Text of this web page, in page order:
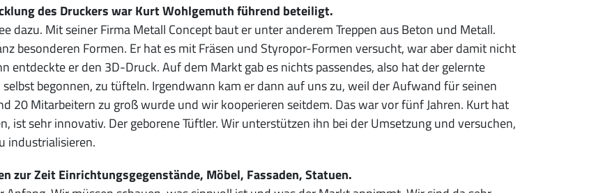
des Druckers war Kurt Wohlgemuth führend beteiligt.
dazu. Mit seiner Firma Metall Concept baut er unter anderem Treppen aus Beton und Metall.
besonderen Formen. Er hat es mit Fräsen und Styropor-Formen versucht, war aber damit nicht
entdeckte er den 3D-Druck. Auf dem Markt gab es nichts passendes, also hat der gelernte
begonnen, zu tüfteln. Irgendwann kam er dann auf uns zu, weil der Aufwand für seinen
20 Mitarbeitern zu groß wurde und wir kooperieren seitdem. Das war vor fünf Jahren. Kurt hat
ist sehr innovativ. Der geborene Tüftler. Wir unterstützen ihn bei der Umsetzung und versuchen,
industrialisieren.
zur Zeit Einrichtungsgegenstände, Möbel, Fassaden, Statuen.